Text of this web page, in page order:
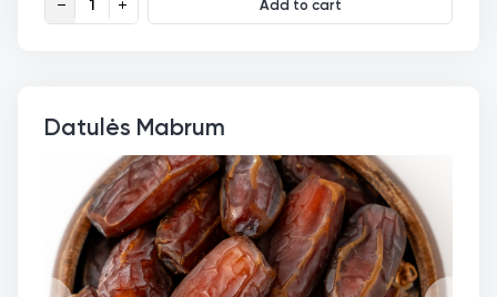
Add to cart
Datulės Mabrum